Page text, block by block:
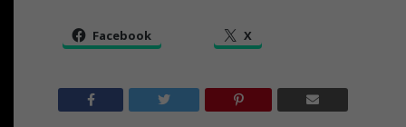
Facebook X